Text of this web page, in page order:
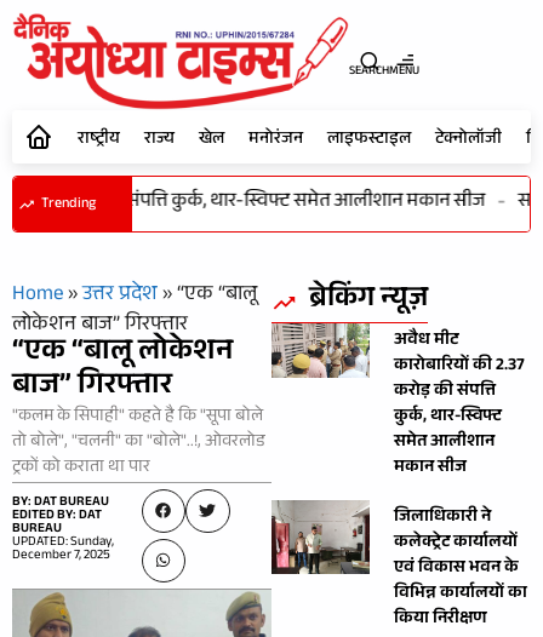
SEARCHMENU
राष्ट्रीय राज्य खेल मनोरंजन लाइफस्टाइल टेक्नोलॉजी
Trending
2.37 करोड़ की संपत्ति कुर्क, थार-स्विफ्ट समेत आलीशान मकान सीज
Home»उत्तर प्रदेश»“एक “बालू
लोकेशन बाज” गिरफ्तार
“एक “बालू लोकेशन
बाज” गिरफ्तार
"कलम के सिपाही" कहते है कि "सूपा बोले
तो बोले", "चलनी" का "बोले"..!, ओवरलोड
ट्रकों को कराता था पार
BY: DAT BUREAU
EDITED BY: DAT
BUREAU
UPDATED: Sunday,
December 7, 2025
ब्रेकिंग न्यूज़
अवैध मीट
कारोबारियों की 2.37
करोड़ की संपत्ति
कुर्क, थार-स्विफ्ट
समेत आलीशान
मकान सीज
जिलाधिकारी ने
कलेक्ट्रेट कार्यालयों
एवं विकास भवन के
विभिन्न कार्यालयों का
किया निरीक्षण